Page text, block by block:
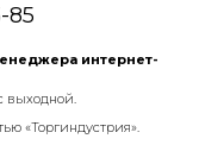
85
интернет-
выходной.
«Торгиндустрия».